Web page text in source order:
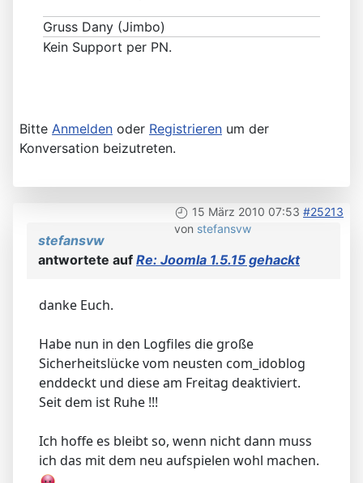
Gruss Dany (Jimbo)
Kein Support per PN.
Bitte Anmelden oder Registrieren um der
Konversation beizutreten.
15 März 2010 07:53 #25213
von stefansvw
stefansvw
antwortete auf Re: Joomla 1.5.15 gehackt
danke Euch.
Habe nun in den Logfiles die große
Sicherheitslücke vom neusten com_idoblog
enddeckt und diese am Freitag deaktiviert.
Seit dem ist Ruhe !!!
Ich hoffe es bleibt so, wenn nicht dann muss
ich das mit dem neu aufspielen wohl machen.